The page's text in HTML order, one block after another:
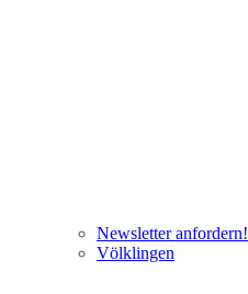
Newsletter anfordern!
Völklingen